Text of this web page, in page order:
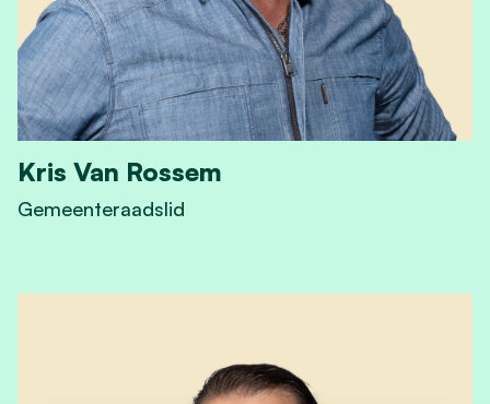
Kris Van Rossem
Gemeenteraadslid